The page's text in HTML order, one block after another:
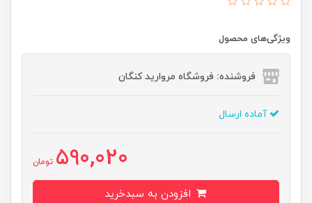
ویژگی‌های محصول
فروشنده: فروشگاه مروارید کنگان
آماده ارسال
590,020 تومان